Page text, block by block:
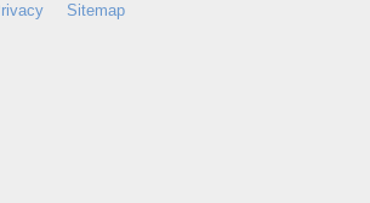
Sitemap